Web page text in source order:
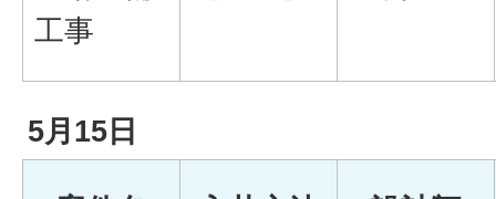
工事
5月15日